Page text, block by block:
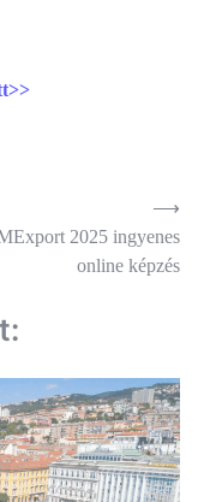
2025 ingyenes
online képzés
⟶